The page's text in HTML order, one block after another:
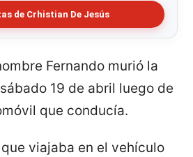
de Crhistian De Jesús
Fernando murió la
19 de abril luego de
que conducía.
viajaba en el vehículo